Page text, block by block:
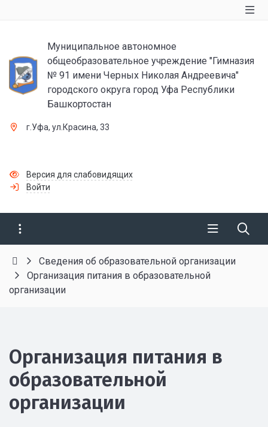
Муниципальное автономное
общеобразовательное учреждение "Гимназия
№ 91 имени Черных Николая Андреевича"
городского округа город Уфа Республики
Башкортостан
г.Уфа, ул.Красина, 33
Версия для слабовидящих
Войти
Сведения об образовательной организации
Организация питания в образовательной
организации
Организация питания в
образовательной
организации